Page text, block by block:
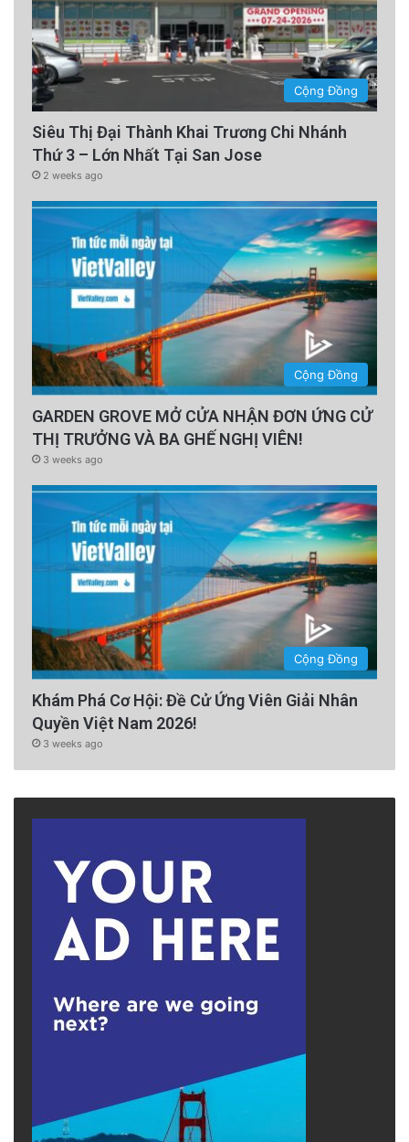
Cộng Đồng
Siêu Thị Đại Thành Khai Trương Chi Nhánh
Thứ 3 – Lớn Nhất Tại San Jose
2 weeks ago
Cộng Đồng
GARDEN GROVE MỞ CỬA NHẬN ĐƠN ỨNG CỬ
THỊ TRƯỞNG VÀ BA GHẾ NGHỊ VIÊN!
3 weeks ago
Cộng Đồng
Khám Phá Cơ Hội: Đề Cử Ứng Viên Giải Nhân
Quyền Việt Nam 2026!
3 weeks ago